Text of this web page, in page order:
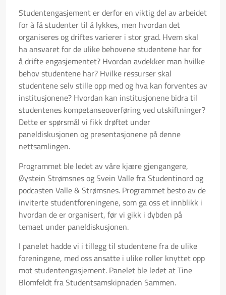
Studentengasjement er derfor en viktig del av arbeidet
for å få studenter til å lykkes, men hvordan det
organiseres og driftes varierer i stor grad. Hvem skal
ha ansvaret for de ulike behovene studentene har for
å drifte engasjementet? Hvordan avdekker man hvilke
behov studentene har? Hvilke ressurser skal
studentene selv stille opp med og hva kan forventes av
institusjonene? Hvordan kan institusjonene bidra til
studentenes kompetanseoverføring ved utskiftninger?
Dette er spørsmål vi fikk drøftet under
paneldiskusjonen og presentasjonene på denne
nettsamlingen.
Programmet ble ledet av våre kjære gjengangere,
Øystein Strømsnes og Svein Valle fra Studentinord og
podcasten Valle & Strømsnes. Programmet besto av de
inviterte studentforeningene, som ga oss et innblikk i
hvordan de er organisert, før vi gikk i dybden på
temaet under paneldiskusjonen.
I panelet hadde vi i tillegg til studentene fra de ulike
foreningene, med oss ansatte i ulike roller knyttet opp
mot studentengasjement. Panelet ble ledet at Tine
Blomfeldt fra Studentsamskipnaden Sammen.